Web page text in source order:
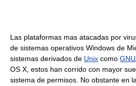
Las plataformas mas atacadas por
de sistemas operativos Windows de
sistemas derivados de Unix como
OS X, estos han corrido con mayor
sistema de permisos. No obstante en